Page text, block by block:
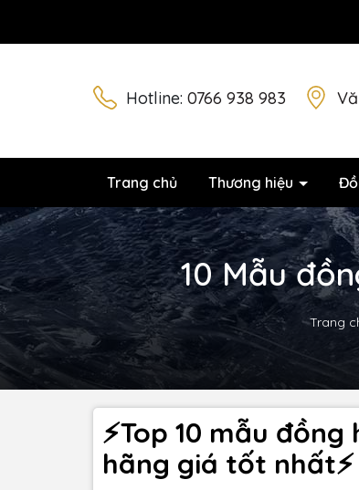
Hotline: 0766 938 983
Trang chủ Thương hiệu
10 Mẫu
Trang
⚡️Top 10 mẫu
hãng giá tốt nhất⚡️